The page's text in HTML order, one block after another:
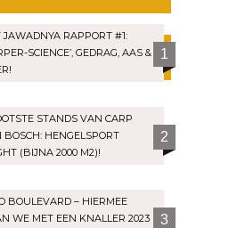
JAWADNYA RAPPORT #1:
SCIENCE’, GEDRAG, AAS &
1
STANDS VAN CARP
BOSCH: HENGELSPORT
(BIJNA 2000 M2)!
2
BOULEVARD – HIERMEE
WE MET EEN KNALLER 2023
3